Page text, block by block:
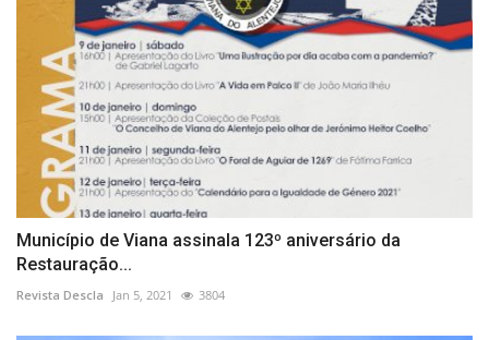
Município de Viana assinala 123º aniversário da
Restauração...
Revista Descla Jan 5, 2021 3804